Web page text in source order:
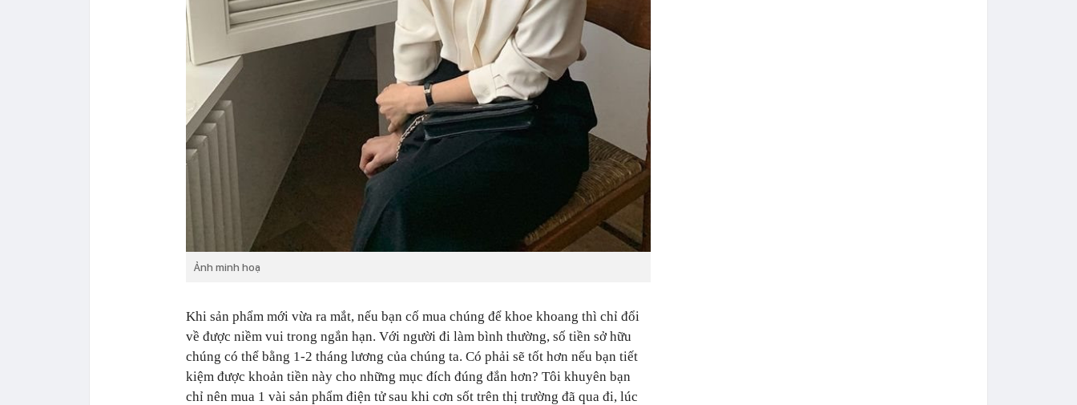
Ảnh minh hoạ
Khi sản phẩm mới vừa ra mắt, nếu bạn cố mua chúng để khoe khoang thì chỉ đổi
về được niềm vui trong ngắn hạn. Với người đi làm bình thường, số tiền sở hữu
chúng có thể bằng 1-2 tháng lương của chúng ta. Có phải sẽ tốt hơn nếu bạn tiết
kiệm được khoản tiền này cho những mục đích đúng đắn hơn? Tôi khuyên bạn
chỉ nên mua 1 vài sản phẩm điện tử sau khi cơn sốt trên thị trường đã qua đi, lúc